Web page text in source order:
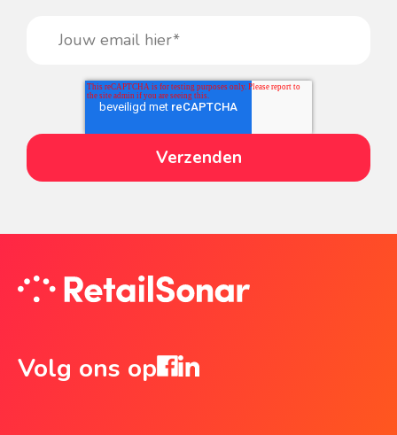
Volg ons op